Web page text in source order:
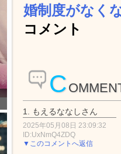
婚制度がなく
コメント
C
1. もえるななしさん
2025年05月08日 23:09:32
ID:UxNmQ4ZDQ
▼このコメントへ返信